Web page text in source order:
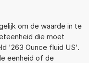
om de waarde in te
die moet
'263 Ounce fluid US'.
eenheid of de